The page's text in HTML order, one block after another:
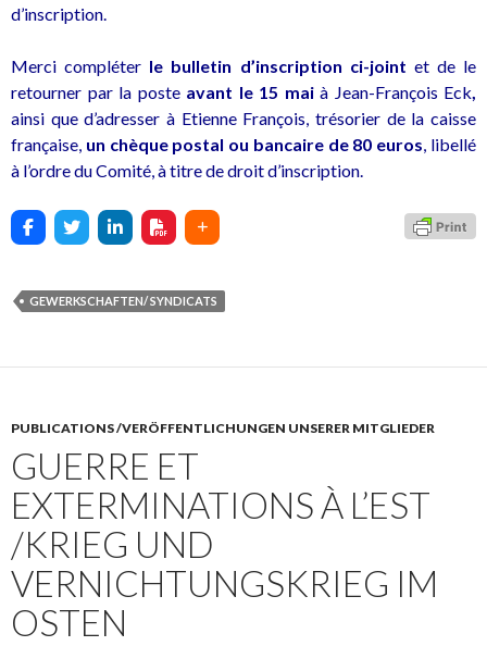
d’inscription.
Merci compléter le bulletin d’inscription ci-joint et de le
retourner par la posteavant le 15 maià Jean-François Eck,
ainsi que d’adresser à Etienne François, trésorier de la caisse
française, un chèque postal ou bancaire de 80 euros, libellé
à l’ordre du Comité, à titre de droit d’inscription.
GEWERKSCHAFTEN/ SYNDICATS
PUBLICATIONS /VERÖFFENTLICHUNGEN UNSERER MITGLIEDER
GUERRE ET
EXTERMINATIONS À L’EST
/KRIEG UND
VERNICHTUNGSKRIEG IM
OSTEN